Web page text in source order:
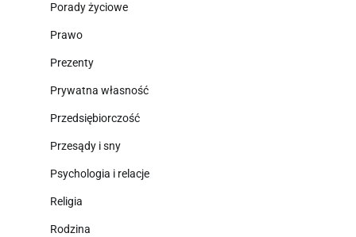
Porady życiowe
Prawo
Prezenty
Prywatna własność
Przedsiębiorczość
Przesądy i sny
Psychologia i relacje
Religia
Rodzina